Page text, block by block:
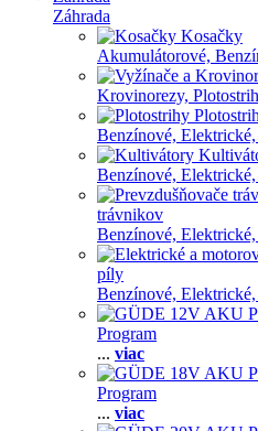
Záhrada
Kosačky
Akumulátorové,
Krovinorezy,
Benzínové, Elektrické,
Benzínové, Elektrické,
trávnikov
Benzínové, Elektrické,
píly
Benzínové, Elektrické,
Program
... viac
Program
... viac